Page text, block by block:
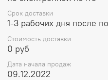
Срок доставки
1-3 рабочих дня после
Стоимость доставки
0 руб
Дата начала продаж
09.12.2022